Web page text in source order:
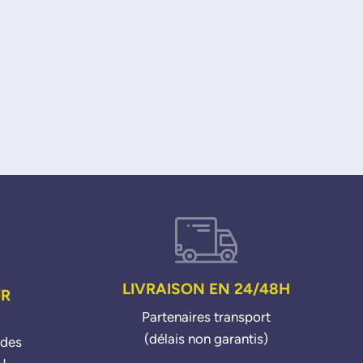
LIVRAISON EN 24/48H
Partenaires transport
(délais non garantis)